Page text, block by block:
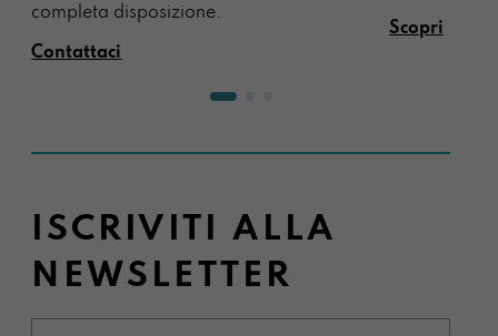
completa disposizione.
Contattaci
Scopri
ISCRIVITI ALLA
NEWSLETTER